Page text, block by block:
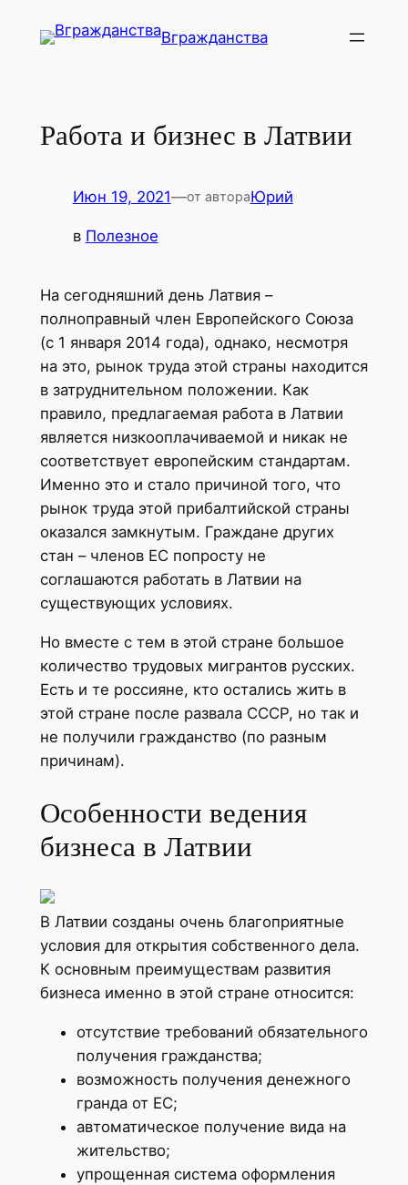
Вгражданства
Работа и бизнес в Латвии
Июн 19, 2021—от автораЮрий
в Полезное
На сегодняшний день Латвия –
полноправный член Европейского Союза
(с 1 января 2014 года), однако, несмотря
на это, рынок труда этой страны находится
в затруднительном положении. Как
правило, предлагаемая работа в Латвии
является низкооплачиваемой и никак не
соответствует европейским стандартам.
Именно это и стало причиной того, что
рынок труда этой прибалтийской страны
оказался замкнутым. Граждане других
стан – членов ЕС попросту не
соглашаются работать в Латвии на
существующих условиях.
Но вместе с тем в этой стране большое
количество трудовых мигрантов русских.
Есть и те россияне, кто остались жить в
этой стране после развала СССР, но так и
не получили гражданство (по разным
причинам).
Особенности ведения
бизнеса в Латвии
В Латвии созданы очень благоприятные
условия для открытия собственного дела.
К основным преимуществам развития
бизнеса именно в этой стране относится:
отсутствие требований обязательного
получения гражданства;
возможность получения денежного
гранда от ЕС;
автоматическое получение вида на
жительство;
упрощенная система оформления